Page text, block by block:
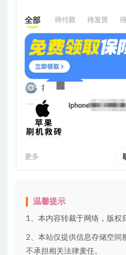
温馨提示
1、本内容转裁于网络，版权
2、本站仅提供信息存储空间
不承担相关法律麦任。